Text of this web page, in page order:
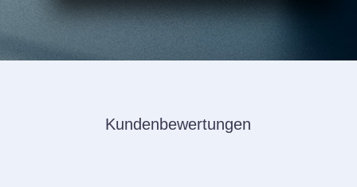
Kundenbewertungen